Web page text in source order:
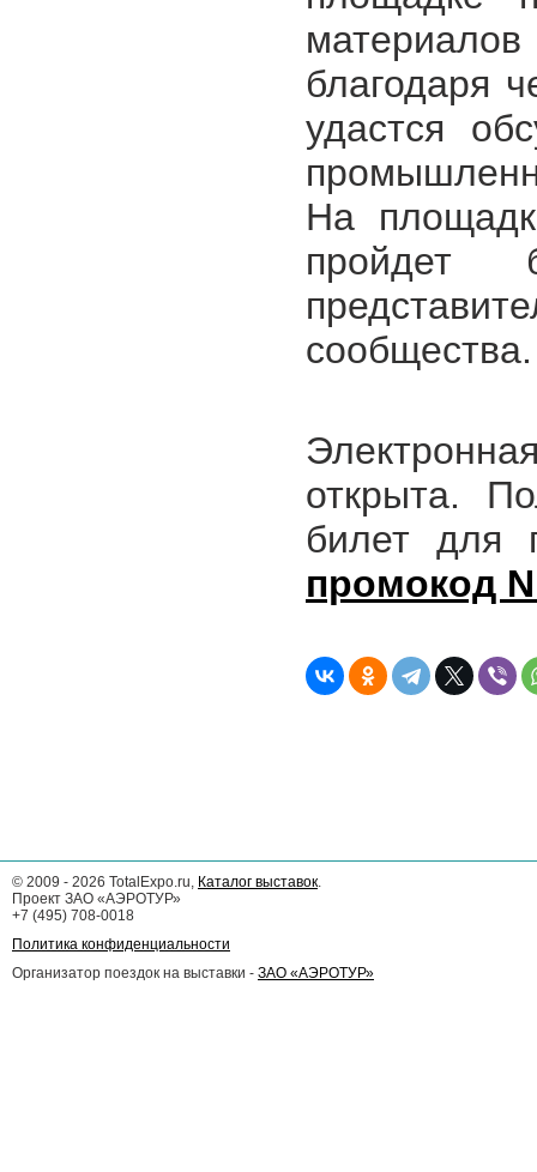
благодаря
удастся
На
пройдет
сообщества.
открыта.
билет для
промокод
© 2009 - 2026 TotalExpo.ru, Каталог выставок.
Проект ЗАО «АЭРОТУР»
+7 (495) 708-0018
Политика конфиденциальности
Организатор поездок на выставки - ЗАО «АЭРОТУР»